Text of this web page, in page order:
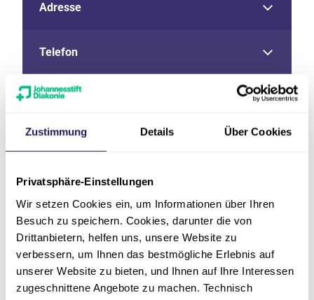
Zustimmung Details Über Cookies
Privatsphäre-Einstellungen
Wir setzen Cookies ein, um Informationen über Ihren
Besuch zu speichern. Cookies, darunter die von
Drittanbietern, helfen uns, unsere Website zu
verbessern, um Ihnen das bestmögliche Erlebnis auf
unserer Website zu bieten, und Ihnen auf Ihre Interessen
zugeschnittene Angebote zu machen. Technisch
Adresse
Telefon
Sprechzeiten
Fax